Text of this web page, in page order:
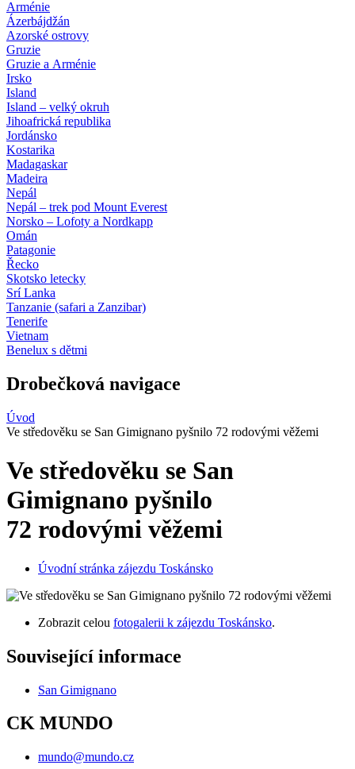
Arménie
Ázerbájdžán
Azorské ostrovy
Gruzie
Gruzie a Arménie
Irsko
Island
Island – velký okruh
Jihoafrická republika
Jordánsko
Kostarika
Madagaskar
Madeira
Nepál
Nepál – trek pod Mount Everest
Norsko – Lofoty a Nordkapp
Omán
Patagonie
Řecko
Skotsko letecky
Srí Lanka
Tanzanie (safari a Zanzibar)
Tenerife
Vietnam
Benelux s dětmi
Drobečková navigace
Úvod
Ve středověku se San Gimignano pyšnilo 72 rodovými věžemi
Ve středověku se San
Gimignano pyšnilo
72 rodovými věžemi
Úvodní stránka zájezdu Toskánsko
Zobrazit celou fotogalerii k zájezdu Toskánsko.
Související informace
San Gimignano
CK MUNDO
mundo@mundo.cz